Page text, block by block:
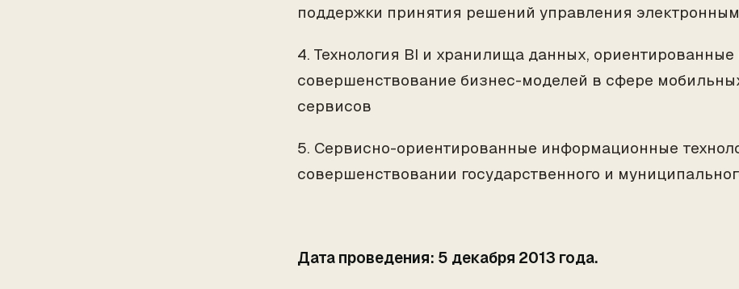
поддержки принятия решений управления
4. Технология BI и хранилища данных, ориентированные
совершенствование бизнес-моделей в сфере
сервисов
5. Сервисно-ориентированные информационные
совершенствовании государственного и
Дата проведения: 5 декабря 2013 года.